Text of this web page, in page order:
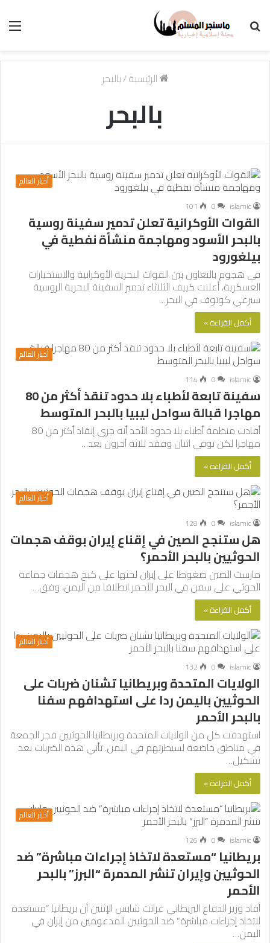
الرئيسية/بالبحر
بالبحر
أخبار العالم
islamic
0
101
القوات الأوكرانية تعلن تدمير سفينة روسية
بالبحر الأسود ومهاجمة منشأة نفطية في
بيلغورود
في هجوم بالتعاون بين القوات البحرية الأوكرانية والاستخبارات
العسكرية، أعلنت كييف الثلاثاء تدمير السفينة البحرية الروسية
سيرغي كوتوف في البحر…
أكمل القراءة »
أخبار العالم
islamic
0
114
سفينة تابعة لأطباء بلا حدود تنقذ أكثر من 80
مهاجرا قبالة سواحل ليبيا بالبحر المتوسط
أفادت منظمة أطباء بلا حدود الأحد أنه جرى إنقاذ أكثر من 80
مهاجرا لكن توفي اثنان وفقد ثلاثة آخرون بعد…
أكمل القراءة »
أخبار العالم
islamic
0
128
هل ستنجح الصين في إقناع إيران بوقف هجمات
الحوثيين بالبحر الأحمر؟
مارست الصين ضغوطا على إيران لحثها على كبح هجمات جماعة
الحوثي على سفن في البحر الأحمر انطلاقا من اليمن، وفق…
أكمل القراءة »
أخبار العالم
islamic
0
132
الولايات المتحدة وبريطانيا تشنان ضربات على
الحوثيين باليمن ردا على استهدافهم سفنا
بالبحر الأحمر
استهدفت كل من الولايات المتحدة وبريطانيا الحوثيين فجر الجمعة
في مناطق خاضعة لسيطرتهم في اليمن. تأتي هذه الضربات بعد
تشكيل…
أكمل القراءة »
أخبار العالم
islamic
0
126
بريطانيا “مستعدة لاتخاذ إجراءات مباشرة” ضد
الحوثيين وإيران تنشر المدمرة “البرز” بالبحر
الأحمر
أفاد وزير الدفاع البريطاني غرانت شابس الإثنين أن بريطانيا “مستعدة
لاتخاذ إجراءات مباشرة” ضد الحوثيين المدعومين من إيران في
اليمن…